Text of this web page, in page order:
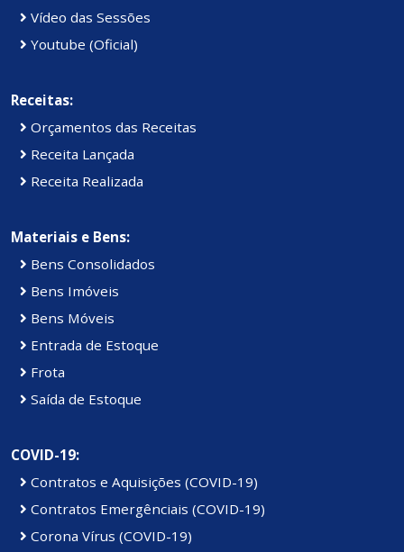
Vídeo das Sessões
Youtube (Oficial)
Receitas:
Orçamentos das Receitas
Receita Lançada
Receita Realizada
Materiais e Bens:
Bens Consolidados
Bens Imóveis
Bens Móveis
Entrada de Estoque
Frota
Saída de Estoque
COVID-19:
Contratos e Aquisições (COVID-19)
Contratos Emergênciais (COVID-19)
Corona Vírus (COVID-19)